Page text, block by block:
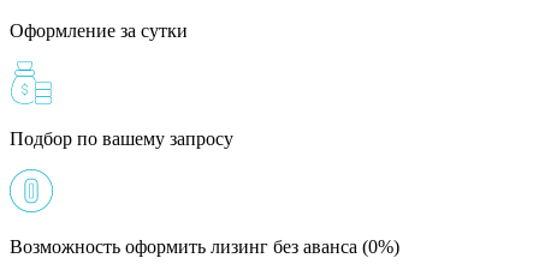
Оформление за сутки
Подбор по вашему запросу
Возможность оформить лизинг без аванса (0%)